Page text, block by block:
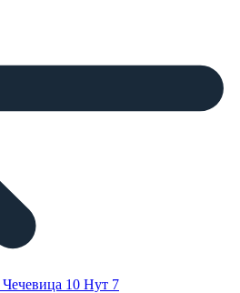
Чечевица 10 Нут 7